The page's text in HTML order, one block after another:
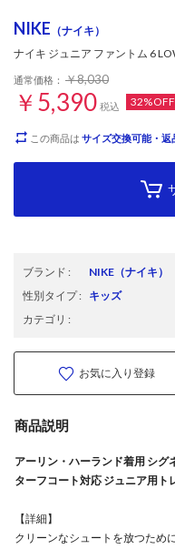
NIKE （ナイキ）
ナイキ ジュニア ファントム 6
通常価格： ￥8,030
￥5,390 税込 32%OFF
この商品は サイズ交換可能・返
ブランド : NIKE （ナイキ）
性別タイプ: キッズ
カテゴリ :
お気に入り登録
商品説明
アーリン・ハーランド着用 シグ
ターフコート対応 ジュニア用ト
【詳細】
クリーンなシュートを放つため